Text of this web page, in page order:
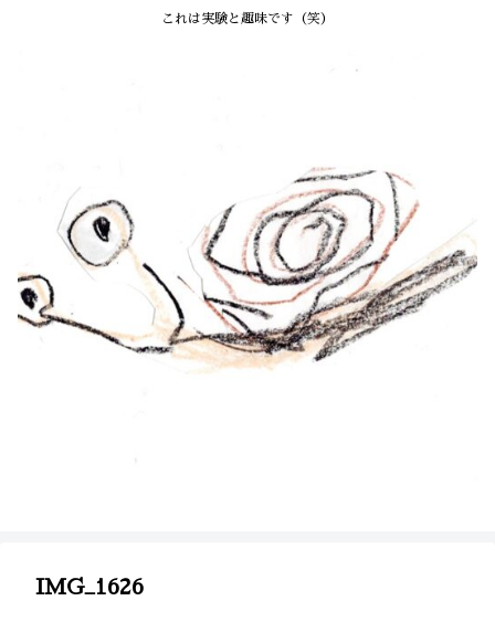
これは実験と趣味です（笑）
IMG_1626